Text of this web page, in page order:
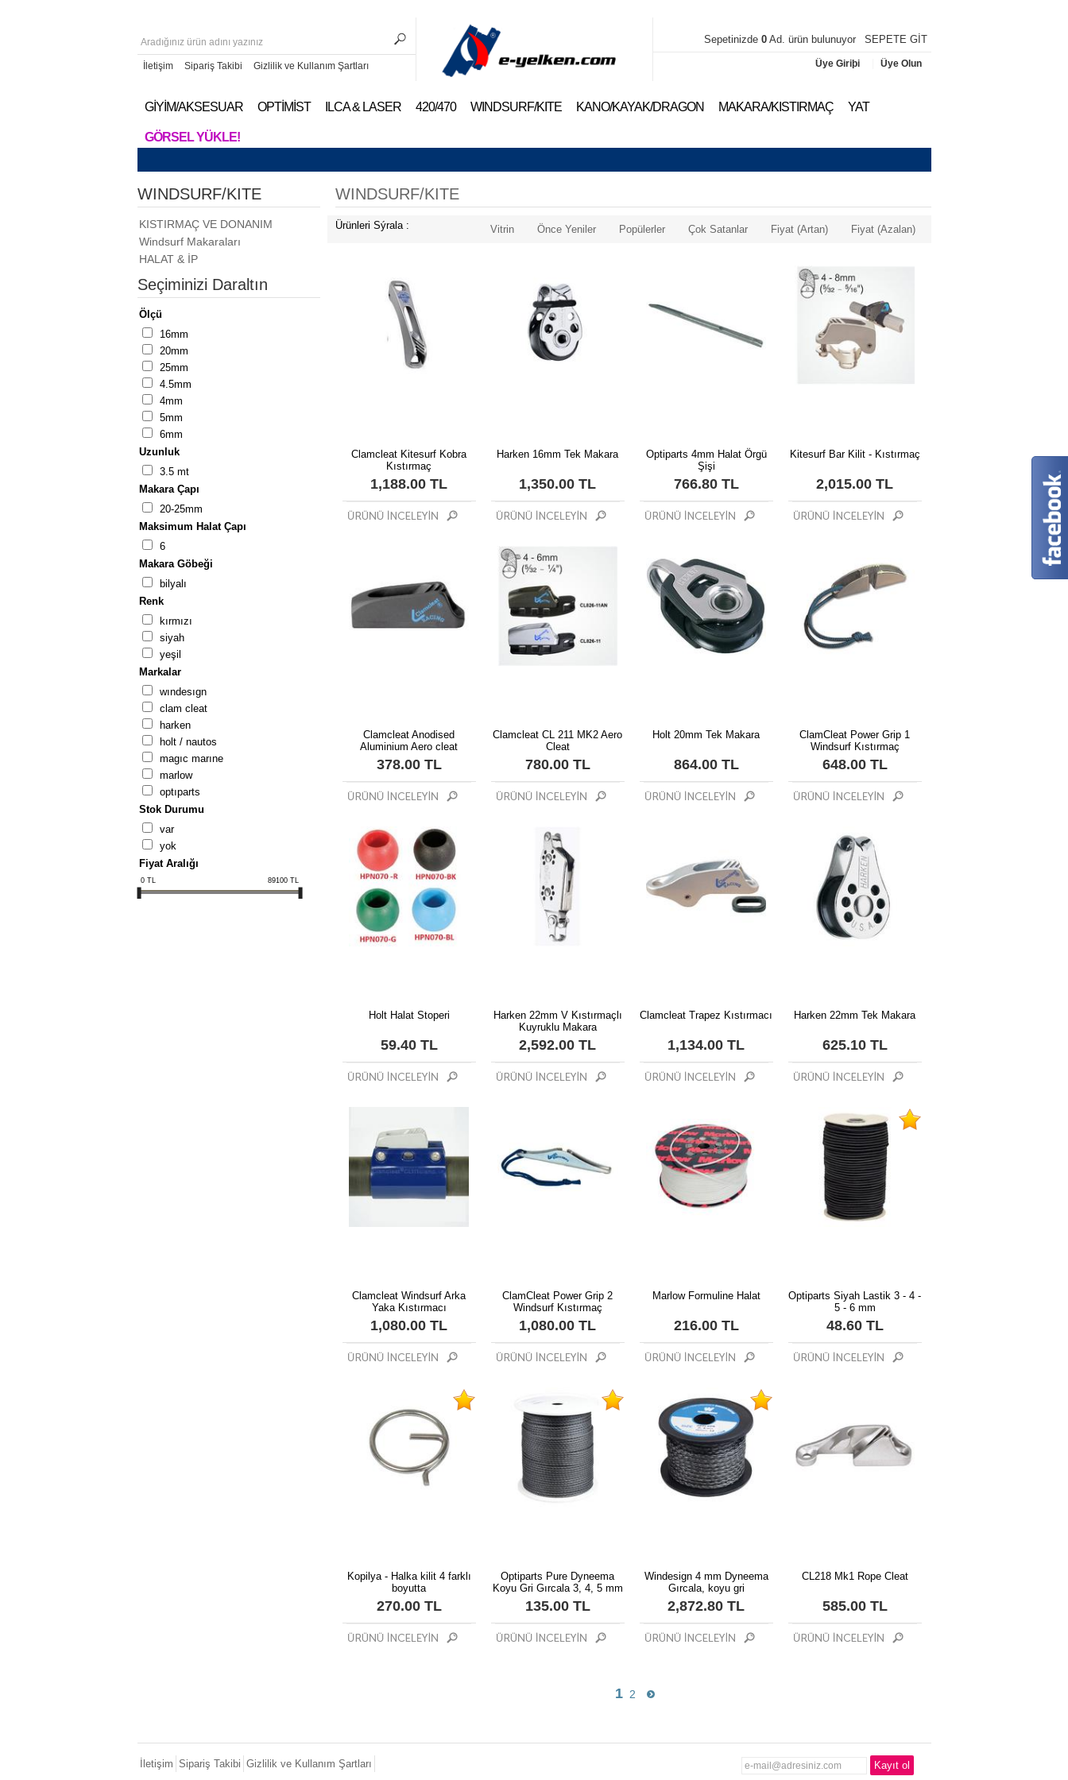
İletişim Sipariş Takibi Gizlilik ve Kullanım Şartları
Sepetinizde 0Ad. ürün bulunuyor SEPETE GİT
Üye Giriþi Üye Olun
GİYİM/AKSESUAR OPTİMİST ILCA & LASER 420/470 WINDSURF/KITE KANO/KAYAK/DRAGON MAKARA/KISTIRMAÇ YAT
GÖRSEL YÜKLE!
WINDSURF/KITE
KISTIRMAÇ VE DONANIM
Windsurf Makaraları
HALAT & İP
Seçiminizi Daraltın
Ölçü
16mm
20mm
25mm
4.5mm
4mm
5mm
6mm
Uzunluk
3.5 mt
Makara Çapı
20-25mm
Maksimum Halat Çapı
6
Makara Göbeği
bilyalı
Renk
kirmizi
si̇yah
yeşi̇l
Markalar
windesign
clam cleat
harken
holt / nautos
magic marine
marlow
optiparts
Stok Durumu
var
yok
Fiyat Aralığı
0TL 89100TL
WINDSURF/KITE
Ürünleri Sýrala : Vitrin Önce Yeniler Popülerler Çok Satanlar Fiyat (Artan) Fiyat (Azalan)
Clamcleat Kitesurf Kobra
Kıstırmaç
1,188.00 TL
Harken 16mm Tek Makara
1,350.00 TL
Optiparts 4mm Halat Örgü
Şişi
766.80 TL
Kitesurf Bar Kilit - Kıstırmaç
2,015.00 TL
Clamcleat Anodised
Aluminium Aero cleat
378.00 TL
Clamcleat CL 211 MK2 Aero
Cleat
780.00 TL
Holt 20mm Tek Makara
864.00 TL
ClamCleat Power Grip 1
Windsurf Kıstırmaç
648.00 TL
Holt Halat Stoperi
59.40 TL
Harken 22mm V Kıstırmaçlı
Kuyruklu Makara
2,592.00 TL
Clamcleat Trapez Kıstırmacı
1,134.00 TL
Harken 22mm Tek Makara
625.10 TL
Clamcleat Windsurf Arka
Yaka Kıstırmacı
1,080.00 TL
ClamCleat Power Grip 2
Windsurf Kıstırmaç
1,080.00 TL
Marlow Formuline Halat
216.00 TL
Optiparts Siyah Lastik 3 - 4 -
5 - 6 mm
48.60 TL
Kopilya - Halka kilit 4 farklı
boyutta
270.00 TL
Optiparts Pure Dyneema
Koyu Gri Gırcala 3, 4, 5 mm
135.00 TL
Windesign 4 mm Dyneema
Gırcala, koyu gri
2,872.80 TL
CL218 Mk1 Rope Cleat
585.00 TL
1 2
İletişim Sipariş Takibi Gizlilik ve Kullanım Şartları